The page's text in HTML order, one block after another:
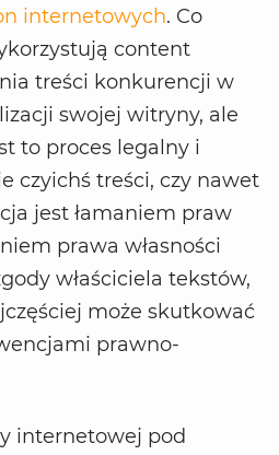
internetowych. Co
content
treści konkurencji w
swojej witryny, ale
to proces legalny i
czyichś treści, czy nawet
jest łamaniem praw
prawa własności
właściciela tekstów,
może skutkować
prawno-
internetowej pod